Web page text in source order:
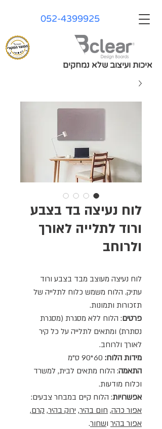
052-4399925
איכות ועיצוב שלא נמחקים
לוח נעיצה בד בצבע
ורוד לתלייה לאורך
ולרוחב
לוח נעיצה מעוצב מבד בצבע ורוד
עתיק. הלוח משמש כלוח לתלייה של
תזכורות ותמונות.
פרטים: הלוח ללא מסגרת (מסגרת
נסתרת) ומתאים לתלייה על כל קיר
לאורך ולרוחב.
מידות הלוח: 60*90 ס"מ
התאמה: הלוח מתאים לבית, למשרד
וכלוח מודעות.
אפשרויות: הלוח קיים במבחר צבעים:
אפור כהה, חום בהיר, ירוק בהיר, קרם,
אפור בהיר ושחור.